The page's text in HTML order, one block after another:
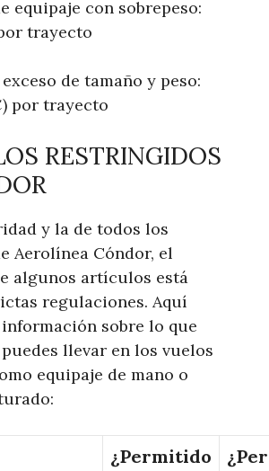
equipaje con sobrepeso:
trayecto
de tamaño y peso:
por trayecto
RESTRINGIDOS
y la de todos los
Aerolínea Cóndor, el
algunos artículos está
regulaciones. Aquí
sobre lo que
llevar en los vuelos
equipaje de mano o
¿Permitido